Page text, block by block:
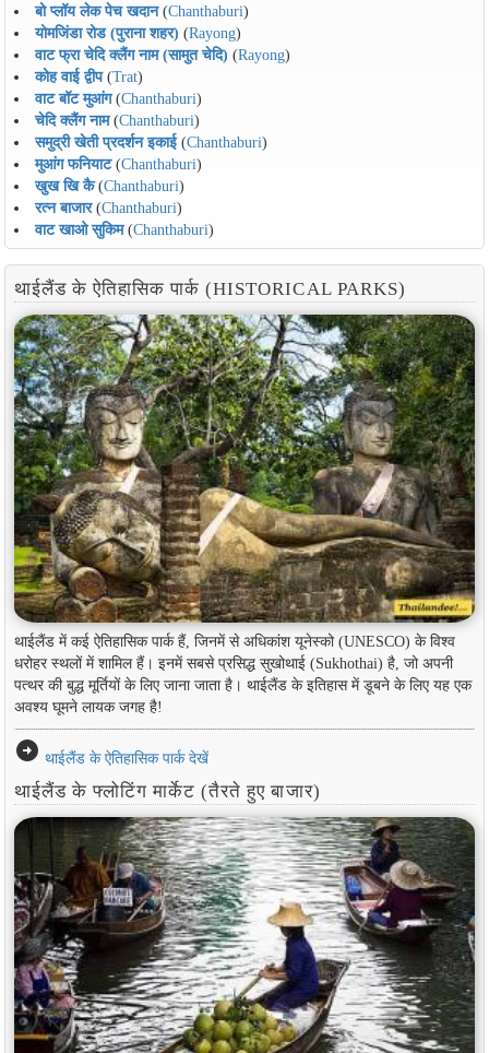
बो प्लॉय लेक पेच खदान(Chanthaburi)
योमजिंडा रोड (पुराना शहर) (Rayong)
वाट फ्रा चेदि क्लैंग नाम (सामुत चेदि) (Rayong)
कोह वाई द्वीप(Trat)
वाट बॉट मुआंग(Chanthaburi)
चेदि क्लैंग नाम(Chanthaburi)
समुद्री खेती प्रदर्शन इकाई(Chanthaburi)
मुआंग फनियाट(Chanthaburi)
खुख खि कै(Chanthaburi)
रत्न बाजार(Chanthaburi)
वाट खाओ सुकिम(Chanthaburi)
थाईलैंड के ऐतिहासिक पार्क (HISTORICAL PARKS)
थाईलैंड में कई ऐतिहासिक पार्क हैं, जिनमें से अधिकांश यूनेस्को (UNESCO) के विश्व
धरोहर स्थलों में शामिल हैं। इनमें सबसे प्रसिद्ध सुखोथाई (Sukhothai) है, जो अपनी
पत्थर की बुद्ध मूर्तियों के लिए जाना जाता है। थाईलैंड के इतिहास में डूबने के लिए यह एक
अवश्य घूमने लायक जगह है!
arrow_circle_right थाईलैंड के ऐतिहासिक पार्क देखें
थाईलैंड के फ्लोटिंग मार्केट (तैरते हुए बाजार)